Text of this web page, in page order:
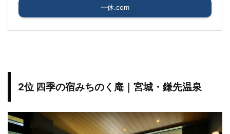
一休.com
2位 四季の宿みちのく庵｜宮城・鎌先温泉